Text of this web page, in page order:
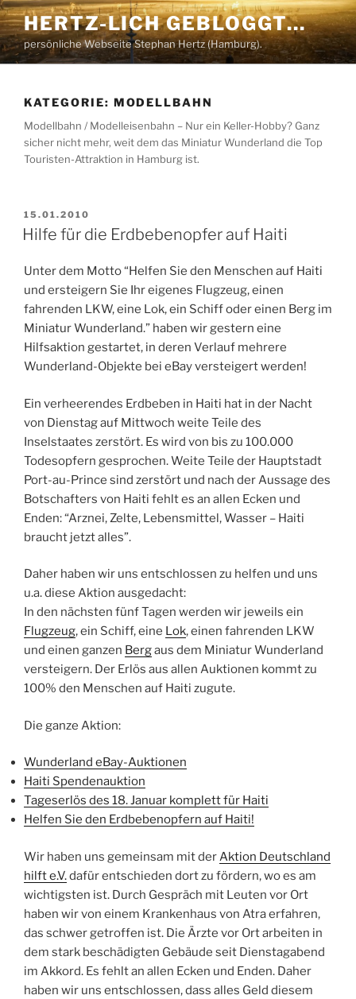
Zum
Inhalt
springen
HERTZ-LICH GEBLOGGT…
persönliche Webseite Stephan Hertz (Hamburg).
KATEGORIE: MODELLBAHN
Modellbahn / Modelleisenbahn – Nur ein Keller-Hobby? Ganz
sicher nicht mehr, weit dem das Miniatur Wunderland die Top
Touristen-Attraktion in Hamburg ist.
VERÖFFENTLICHT
AM
15.01.2010
Hilfe für die Erdbebenopfer auf Haiti
Unter dem Motto “Helfen Sie den Menschen auf Haiti
und ersteigern Sie Ihr eigenes Flugzeug, einen
fahrenden LKW, eine Lok, ein Schiff oder einen Berg im
Miniatur Wunderland.” haben wir gestern eine
Hilfsaktion gestartet, in deren Verlauf mehrere
Wunderland-Objekte bei eBay versteigert werden!
Ein verheerendes Erdbeben in Haiti hat in der Nacht
von Dienstag auf Mittwoch weite Teile des
Inselstaates zerstört. Es wird von bis zu 100.000
Todesopfern gesprochen. Weite Teile der Hauptstadt
Port-au-Prince sind zerstört und nach der Aussage des
Botschafters von Haiti fehlt es an allen Ecken und
Enden: “Arznei, Zelte, Lebensmittel, Wasser – Haiti
braucht jetzt alles”.
Daher haben wir uns entschlossen zu helfen und uns
u.a. diese Aktion ausgedacht:
In den nächsten fünf Tagen werden wir jeweils ein
Flugzeug, ein Schiff, eine Lok, einen fahrenden LKW
und einen ganzen Bergaus dem Miniatur Wunderland
versteigern. Der Erlös aus allen Auktionen kommt zu
100% den Menschen auf Haiti zugute.
Die ganze Aktion:
Wunderland eBay-Auktionen
Haiti Spendenauktion
Tageserlös des 18. Januar komplett für Haiti
Helfen Sie den Erdbebenopfern auf Haiti!
Wir haben uns gemeinsam mit derAktion Deutschland
hilft e.V.dafür entschieden dort zu fördern, wo es am
wichtigsten ist. Durch Gespräch mit Leuten vor Ort
haben wir von einem Krankenhaus von Atra erfahren,
das schwer getroffen ist. Die Ärzte vor Ort arbeiten in
dem stark beschädigten Gebäude seit Dienstagabend
im Akkord. Es fehlt an allen Ecken und Enden. Daher
haben wir uns entschlossen, dass alles Geld diesem